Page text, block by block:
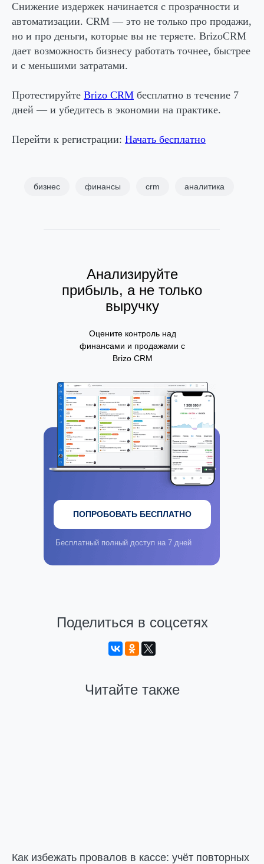
Снижение издержек начинается с прозрачности и
автоматизации. CRM — это не только про продажи,
но и про деньги, которые вы не теряете. BrizoCRM
дает возможность бизнесу работать точнее, быстрее
и с меньшими затратами.
Протестируйте Brizo CRM бесплатно в течение 7
дней — и убедитесь в экономии на практике.
Перейти к регистрации: Начать бесплатно
бизнес финансы crm аналитика
Оцените контроль над
финансами и продажами с
Brizo CRM
Анализируйте
прибыль, а не только
выручку
Бесплатный полный доступ на 7 дней
ПОПРОБОВАТЬ БЕСПЛАТНО
Поделиться в соцсетях
Читайте также
Как избежать провалов в кассе: учёт повторных